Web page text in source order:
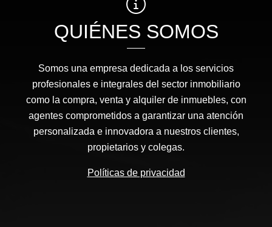
QUIÉNES SOMOS
Somos una empresa dedicada a los servicios
profesionales e integrales del sector inmobiliario
como la compra, venta y alquiler de inmuebles, con
agentes comprometidos a garantizar una atención
personalizada e innovadora a nuestros clientes,
propietarios y colegas.
Políticas de privacidad